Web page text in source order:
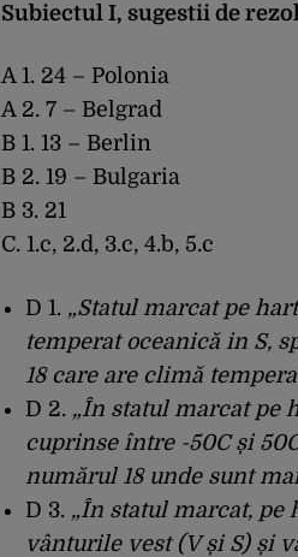
Subiectul I, sugestii de
A 1. 24 – Polonia
A 2. 7 – Belgrad
B 1. 13 – Berlin
B 2. 19 – Bulgaria
B 3. 21
C. 1.c, 2.d, 3.c, 4.b, 5.c
D 1. „Statul marcat pe
temperat oceanică in S,
18 care are climă
D 2. „În statul marcat pe
cuprinse între -50C și
numărul 18 unde sunt
D 3. „În statul marcat, pe
vânturile vest (V și S) și